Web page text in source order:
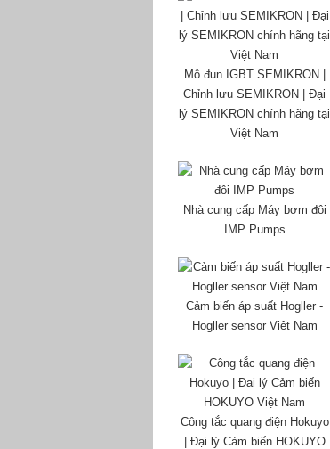
Mô đun IGBT SEMIKRON |
Chỉnh lưu SEMIKRON | Đại
lý SEMIKRON chính hãng tại
Việt Nam
Nhà cung cấp Máy bơm đôi
IMP Pumps
Cảm biến áp suất Hogller -
Hogller sensor Việt Nam
Công tắc quang điện Hokuyo
| Đại lý Cảm biến HOKUYO